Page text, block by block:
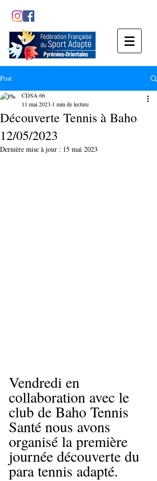
Post
Découverte Tennis à Baho
12/05/2023
CDSA 66
11 mai 2023 1 min de lecture
Dernière mise à jour : 15 mai 2023
Vendredi en
collaboration avec le
club de Baho Tennis
Santé nous avons
organisé la première
journée découverte du
para tennis adapté.